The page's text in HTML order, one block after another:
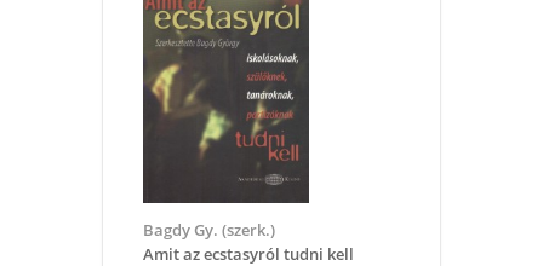
Bagdy Gy. (szerk.)
Amit az ecstasyról tudni kell